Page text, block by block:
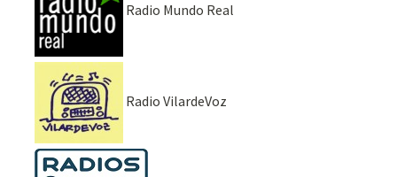
Radio Mundo Real
Radio VilardeVoz